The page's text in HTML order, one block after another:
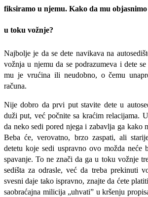
fiksiramo u njemu. Kako da mu
u toku vožnje?
Najbolje je da se dete navikava na
vožnja u njemu da se podrazumeva i dete
mu je vrućina ili neu­dobno, o čemu
računa.
Nije dobro da prvi put stavite dete u
duži put, već počnite sa kraćim relacijama.
da neko sedi pored njega i zabavlja ga kako
Beba će, verovatno, brzo zaspati, ali
detetu koje sedi uspravno ovo možda neće
spavanje. To ne znači da ga u toku vožnje
sedišta za odrasle, već da treba prekinuti
svesni daje tako ispravno, znajte da ćete
saobraćajna milicija „uhvati” u kršenju